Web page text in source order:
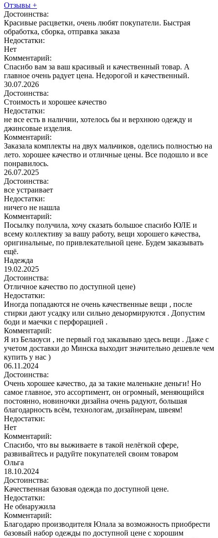
Отзывы +
Достоинства:
Красивые расцветки, очень любят покупатели. Быстрая
обработка, сборка, отправка заказа
Недостатки:
Нет
Комментарий:
Спасибо вам за ваш красивый и качественный товар. А
главное очень радует цена. Недорогой и качественный.
30.07.2026
Достоинства:
Стоимость и хорошее качество
Недостатки:
не все есть в наличии, хотелось бы и верхнюю одежду и
джинсовые изделия.
Комментарий:
Заказала комплекты на двух мальчиков, оделись полностью на
лето. хорошее качество и отличные цены. Все подошло и все
понравилось.
26.07.2025
Достоинства:
все устраивает
Недостатки:
ничего не нашла
Комментарий:
Посылку получила, хочу сказать большое спасибо ЮЛЕ и
всему коллективу за вашу работу, вещи хорошего качества,
оригинальные, по привлекательной цене. Будем заказывать
ещё.
Надежда
19.02.2025
Достоинства:
Отличное качество по доступной цене)
Недостатки:
Иногда попадаются не очень качественные вещи , после
стирки дают усадку или сильно деыормируются . Допустим
боди и маечки с перфорацией .
Комментарий:
Я из Белаоуси , не первый год заказываю здесь вещи . Даже с
учетом доставки до Минска выходит значительно дешевле чем
купить у нас )
06.11.2024
Достоинства:
Очень хорошее качество, да за такие маленькие деньги! Но
самое главное, это ассортимент, он огромный, меняющийся
постоянно, новиночки дизайна очень радуют, большая
благодарность всём, технологам, дизайнерам, швеям!
Недостатки:
Нет
Комментарий:
Спасибо, что вы выживаете в такой нелёгкой сфере,
развивайтесь и радуйте покупателей своим товаром
Ольга
18.10.2024
Достоинства:
Качественная базовая одежда по доступной цене.
Недостатки:
Не обнаружила
Комментарий:
Благодарю производителя Юлала за возможность приобрести
базовый набор одежды по доступной цене с хорошим